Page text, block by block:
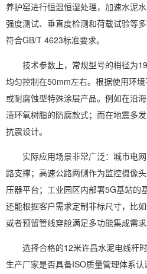
养护窑进行恒温恒湿处理，加速水泥
强度测试、垂直度检测和荷载试验等
符合GB/T 4623标准要求。
技术参数上，常规型号的梢径为
均匀控制在50mm左右。根据使用环
或耐腐蚀型特殊涂层产品。例如在沿
渍环氧树脂的防腐款式；而在地震多
抗震设计。
实际应用场景非常广泛：城市电网
路支撑；高速公路两侧作为监控摄像
压器平台；工业园区内部署5G基站的
还能根据客户需求定制非标尺寸，比
或者预留管线穿舱满足多功能集成需求
选择合格的12米许昌水泥电线杆
生产厂家是否具备ISO质量管理体系